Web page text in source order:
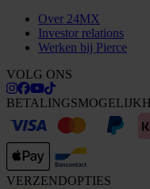
Over 24MX
Investor relations
Werken bij Pierce
VOLG ONS
VERZENDOPTIES